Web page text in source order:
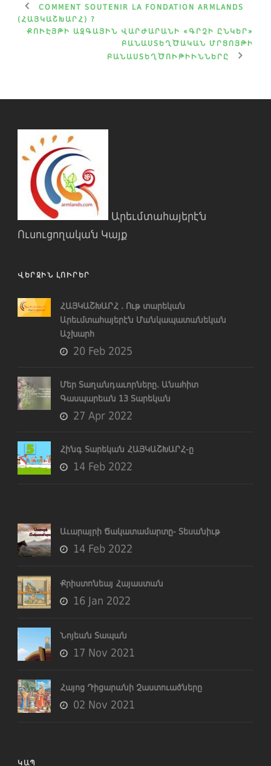
COMMENT SOUTENIR LA FONDATION ARMLANDS
(ՀԱՅԿԱՇԽԱՐՀ) ?
ՔՈՒԷՅԹԻ ԱԶԳԱՅԻՆ ՎԱՐԺԱՐԱՆԻ «ԳՐՉԻ ԸՆԿԵՐ»
ԲԱՆԱՍՏԵՂԾԱԿԱՆ ՄՐՑՈՅԹԻ
ԲԱՆԱՍՏԵՂԾՈՒԹԻՒՆՆԵՐԸ
Արեւմտահայերէն
Ուսուցողական Կայք
ՎԵՐՋԻՆ ԼՈՒՐԵՐ
ՀԱՅԿԱՇԽԱՐՀ . Ութ տարեկան
Արեւմտահայերէն Մանկապատանեկան
Աշխարհ
20 Feb 2025
Մեր Տաղանդաւորները. Անահիտ
Գասպարեան 13 Տարեկան
27 Apr 2022
Հինգ Տարեկան ՀԱՅԿԱՇԽԱՐՀ-ը
14 Feb 2022
Աւարայրի Ճակատամարտը- Տեսանիւթ
14 Feb 2022
Քրիստոնեայ Հայաստան
16 Jan 2022
Նոյեան Տապան
17 Nov 2021
Հայոց Դիցարանի Չաստուածները
02 Nov 2021
ԿԱՊ